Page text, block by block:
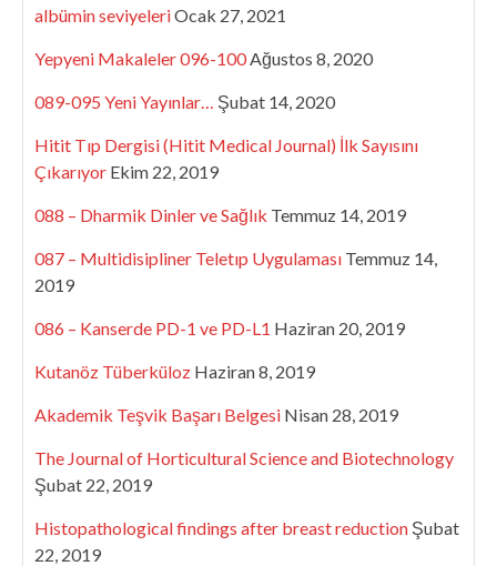
albümin seviyeleriOcak 27, 2021
Yepyeni Makaleler 096-100Ağustos 8, 2020
089-095 Yeni Yayınlar… Şubat 14, 2020
Hitit Tıp Dergisi (Hitit Medical Journal) İlk Sayısını
Çıkarıyor Ekim 22, 2019
088 – Dharmik Dinler ve Sağlık Temmuz 14, 2019
087 – Multidisipliner Teletıp Uygulaması Temmuz 14,
2019
086 – Kanserde PD-1 ve PD-L1 Haziran 20, 2019
Kutanöz Tüberküloz Haziran 8, 2019
Akademik Teşvik Başarı Belgesi Nisan 28, 2019
The Journal of Horticultural Science and Biotechnology
Şubat 22, 2019
Histopathological findings after breast reduction Şubat
22, 2019